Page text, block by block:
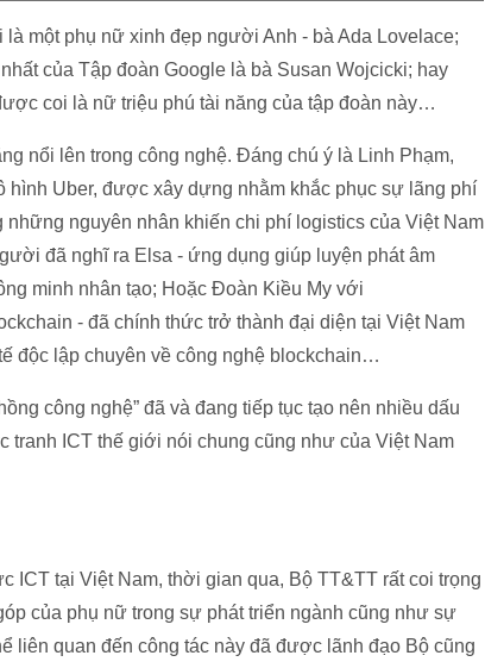
một phụ nữ xinh đẹp người Anh - bà Ada Lovelace;
của Tập đoàn Google là bà Susan Wojcicki; hay
coi là nữ triệu phú tài năng của tập đoàn này…
nổi lên trong công nghệ. Đáng chú ý là Linh Phạm,
hình Uber, được xây dựng nhằm khắc phục sự lãng phí
nguyên nhân khiến chi phí logistics của Việt Nam
đã nghĩ ra Elsa - ứng dụng giúp luyện phát âm
minh nhân tạo; Hoặc Đoàn Kiều My với
- đã chính thức trở thành đại diện tại Việt Nam
độc lập chuyên về công nghệ blockchain…
công nghệ” đã và đang tiếp tục tạo nên nhiều dấu
tranh ICT thế giới nói chung cũng như của Việt Nam
tại Việt Nam, thời gian qua, Bộ TT&TT rất coi trọng
của phụ nữ trong sự phát triển ngành cũng như sự
liên quan đến công tác này đã được lãnh đạo Bộ cũng